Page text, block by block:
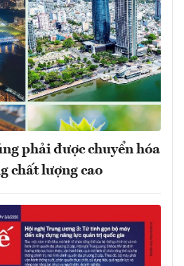
phải được chuyển hóa
chất lượng cao